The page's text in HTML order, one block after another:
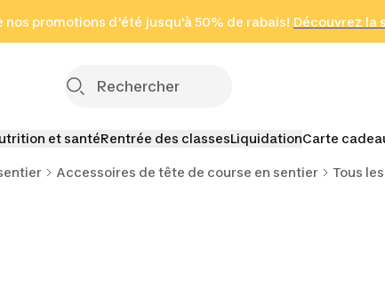
nos promotions d'été jusqu'à 50% de rabais! Découvrez la
Cliquez ici
en seulement 2
(Zones sélectionnées)
et santéRentrée des classesLiquidationCarte
Accessoires de tête de course en sentier Tous